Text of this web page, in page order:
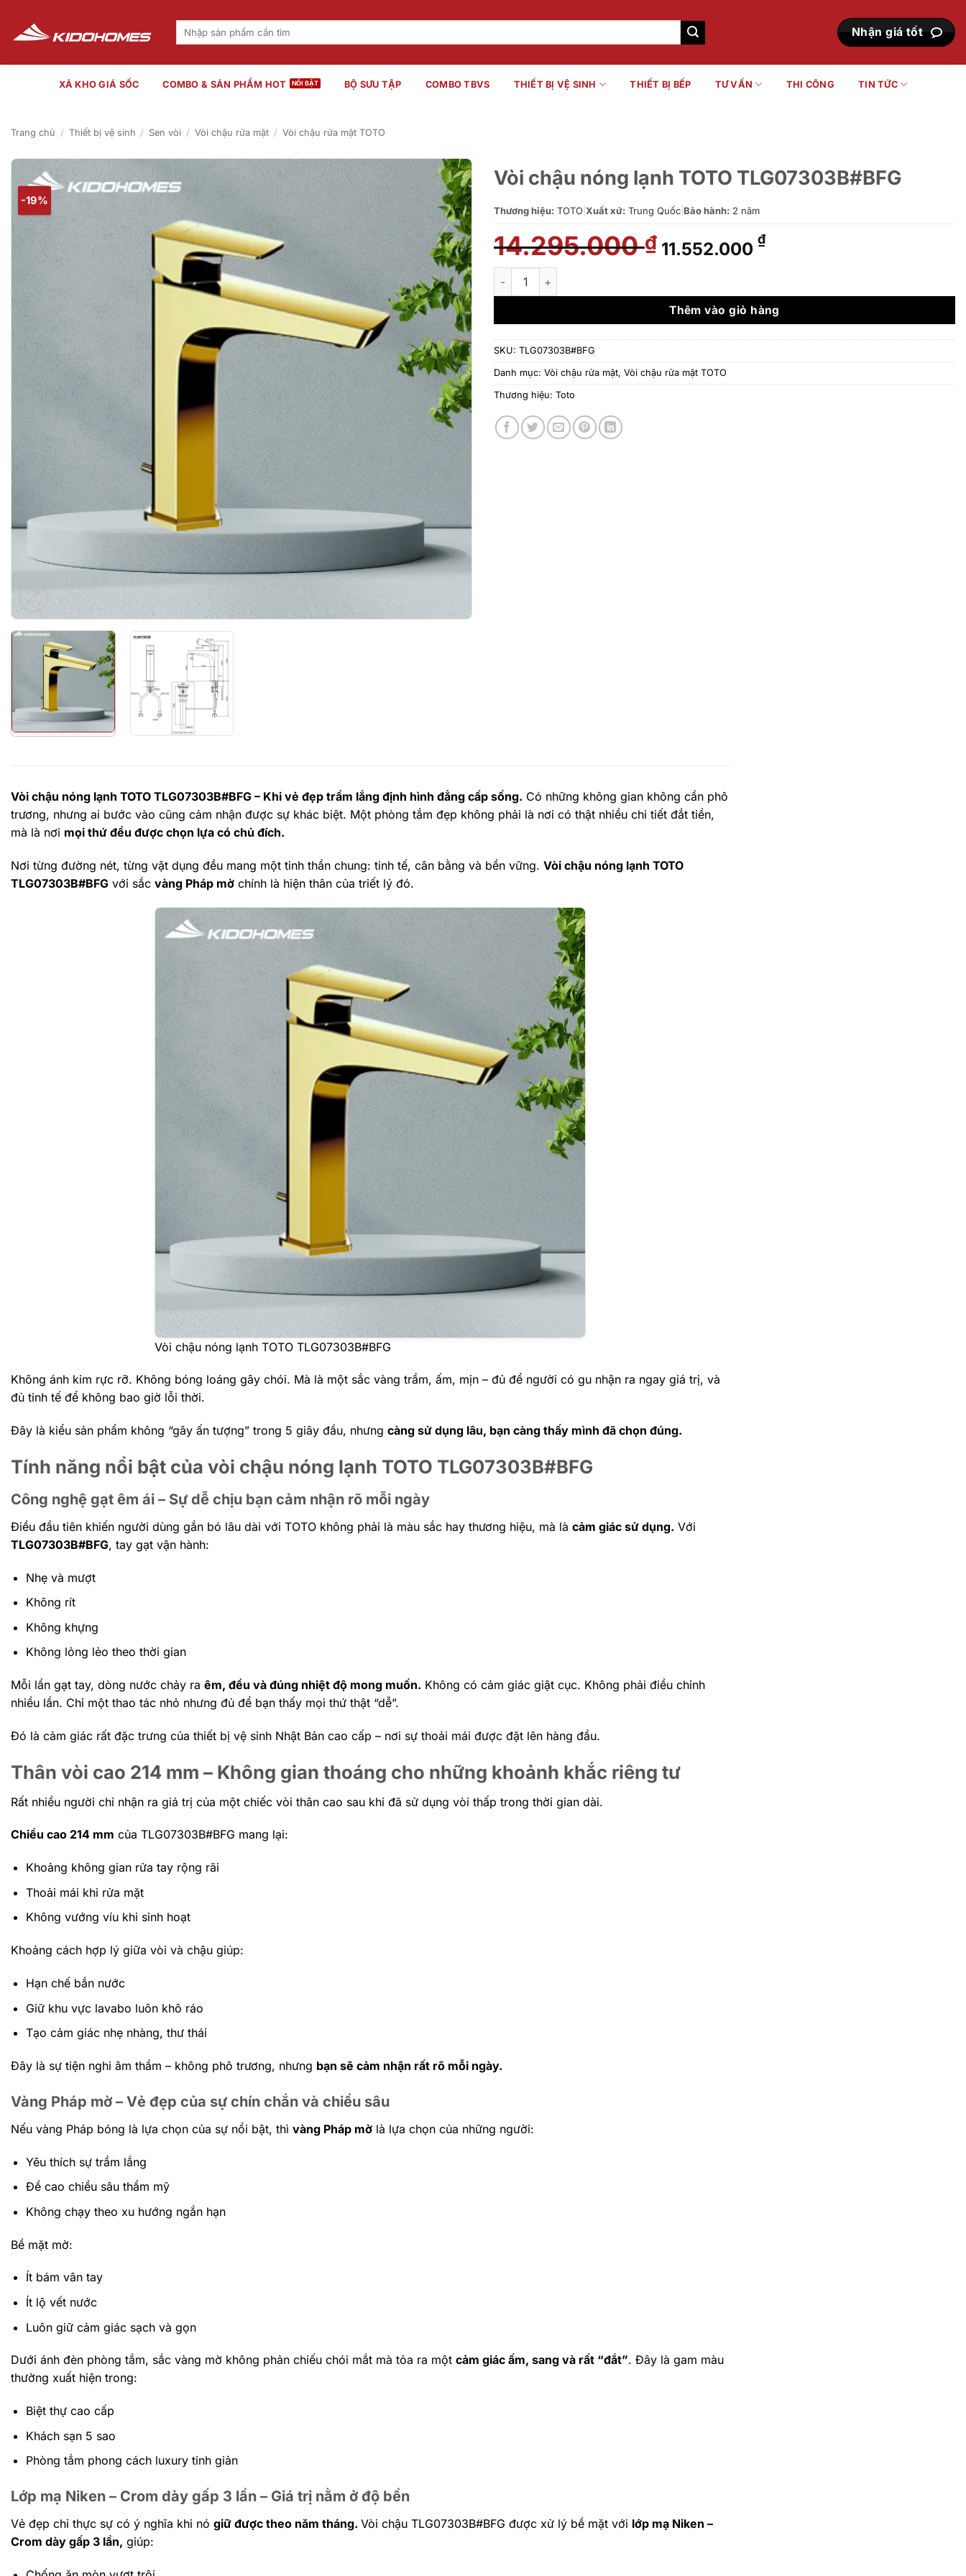
nội
dung
Tìm
Nhận giá tốt
XẢ KHO GIÁ SỐC COMBO & SẢN PHẨM HOT BỘ SƯU TẬP COMBO TBVS THIẾT BỊ VỆ SINH THIẾT BỊ BẾP TƯ VẤN THI CÔNG TIN TỨC
Trang chủ / Thiết bị vệ sinh / Sen vòi / Vòi chậu rửa mặt / Vòi chậu rửa mặt TOTO
-19%
Vòi chậu nóng lạnh TOTO TLG07303B#BFG
Thương hiệu: TOTO Xuất xứ: Trung Quốc Bảo hành: 2 năm
14.295.000₫ Giá
gốc
14.295.000 ₫.
11.552.000 ₫Giá
là:
11.552.000 ₫.
Vòi chậu nóng lạnh TOTO TLG07303B#BFG số lượng
Thêm vào giỏ hàng
SKU: TLG07303B#BFG
Danh mục: Vòi chậu rửa mặt, Vòi chậu rửa mặt TOTO
Thương hiệu: Toto
Vòi chậu nóng lạnh TOTO TLG07303B#BFG – Khi vẻ đẹp trầm lắng định hình đẳng cấp sống. Có những không gian không cần phô
trương, nhưng ai bước vào cũng cảm nhận được sự khác biệt. Một phòng tắm đẹp không phải là nơi có thật nhiều chi tiết đắt tiền,
mà là nơi mọi thứ đều được chọn lựa có chủ đích.
Nơi từng đường nét, từng vật dụng đều mang một tinh thần chung: tinh tế, cân bằng và bền vững. Vòi chậu nóng lạnh TOTO
TLG07303B#BFG với sắc vàng Pháp mờ chính là hiện thân của triết lý đó.
Vòi chậu nóng lạnh TOTO TLG07303B#BFG
Không ánh kim rực rỡ. Không bóng loáng gây chói. Mà là một sắc vàng trầm, ấm, mịn – đủ để người có gu nhận ra ngay giá trị, và
đủ tinh tế để không bao giờ lỗi thời.
Đây là kiểu sản phẩm không “gây ấn tượng” trong 5 giây đầu, nhưng càng sử dụng lâu, bạn càng thấy mình đã chọn đúng.
Tính năng nổi bật của vòi chậu nóng lạnh TOTO TLG07303B#BFG
Công nghệ gạt êm ái – Sự dễ chịu bạn cảm nhận rõ mỗi ngày
Điều đầu tiên khiến người dùng gắn bó lâu dài với TOTO không phải là màu sắc hay thương hiệu, mà là cảm giác sử dụng. Với
TLG07303B#BFG, tay gạt vận hành:
Nhẹ và mượt
Không rít
Không khựng
Không lỏng lẻo theo thời gian
Mỗi lần gạt tay, dòng nước chảy ra êm, đều và đúng nhiệt độ mong muốn. Không có cảm giác giật cục. Không phải điều chỉnh
nhiều lần. Chỉ một thao tác nhỏ nhưng đủ để bạn thấy mọi thứ thật “dễ”.
Đó là cảm giác rất đặc trưng của thiết bị vệ sinh Nhật Bản cao cấp – nơi sự thoải mái được đặt lên hàng đầu.
Thân vòi cao 214 mm – Không gian thoáng cho những khoảnh khắc riêng tư
Rất nhiều người chỉ nhận ra giá trị của một chiếc vòi thân cao sau khi đã sử dụng vòi thấp trong thời gian dài.
Chiều cao 214 mm của TLG07303B#BFG mang lại:
Khoảng không gian rửa tay rộng rãi
Thoải mái khi rửa mặt
Không vướng víu khi sinh hoạt
Khoảng cách hợp lý giữa vòi và chậu giúp:
Hạn chế bắn nước
Giữ khu vực lavabo luôn khô ráo
Tạo cảm giác nhẹ nhàng, thư thái
Đây là sự tiện nghi âm thầm – không phô trương, nhưng bạn sẽ cảm nhận rất rõ mỗi ngày.
Vàng Pháp mờ – Vẻ đẹp của sự chín chắn và chiều sâu
Nếu vàng Pháp bóng là lựa chọn của sự nổi bật, thì vàng Pháp mờ là lựa chọn của những người:
Yêu thích sự trầm lắng
Đề cao chiều sâu thẩm mỹ
Không chạy theo xu hướng ngắn hạn
Bề mặt mờ:
Ít bám vân tay
Ít lộ vết nước
Luôn giữ cảm giác sạch và gọn
Dưới ánh đèn phòng tắm, sắc vàng mờ không phản chiếu chói mắt mà tỏa ra một cảm giác ấm, sang và rất “đắt”. Đây là gam màu
thường xuất hiện trong:
Biệt thự cao cấp
Khách sạn 5 sao
Phòng tắm phong cách luxury tinh giản
Lớp mạ Niken – Crom dày gấp 3 lần – Giá trị nằm ở độ bền
Vẻ đẹp chỉ thực sự có ý nghĩa khi nó giữ được theo năm tháng. Vòi chậu TLG07303B#BFG được xử lý bề mặt với lớp mạ Niken –
Crom dày gấp 3 lần, giúp: